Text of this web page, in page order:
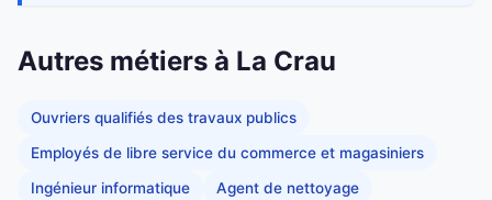
Autres métiers à La Crau
Ouvriers qualifiés des travaux publics
Employés de libre service du commerce et magasiniers
Ingénieur informatique Agent de nettoyage